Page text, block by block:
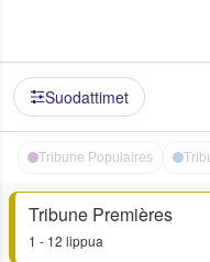
Suodattimet
Tribune Populaires
Tribune Premières
1 - 12 lippua